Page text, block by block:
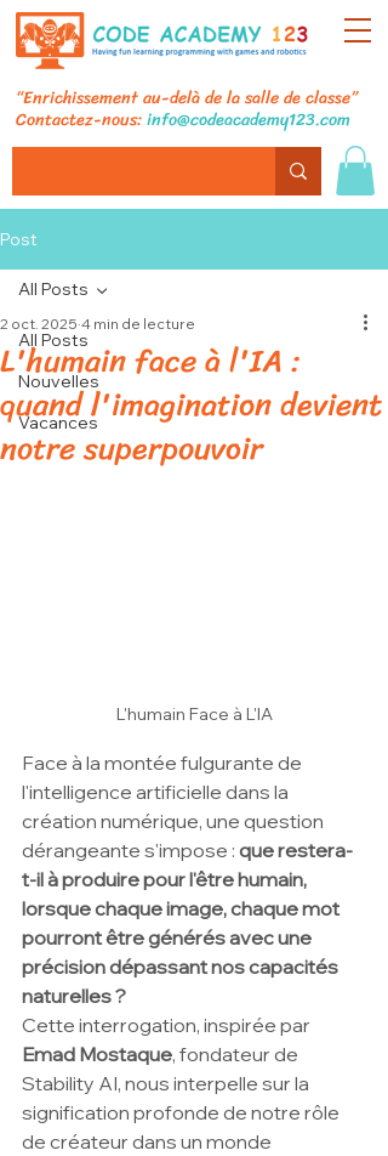
“Enrichissement au-delà de la salle de classe”
Contactez-nous:info@codeacademy123.com
Post
All Posts
Nouvelles
Vacances
All Posts
L'humain face à l'IA :
quand l'imagination devient
notre superpouvoir
2 oct. 2025 4 min de lecture
L'humain Face à L'IA
Face à la montée fulgurante de
l'intelligence artificielle dans la
création numérique, une question
dérangeante s'impose : que restera-
t-il à produire pour l'être humain,
lorsque chaque image, chaque mot
pourront être générés avec une
précision dépassant nos capacités
naturelles ?
Cette interrogation, inspirée par
Emad Mostaque, fondateur de
Stability AI, nous interpelle sur la
signification profonde de notre rôle
de créateur dans un monde